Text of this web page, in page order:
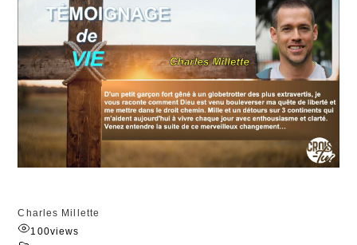
Charles Millette
100views